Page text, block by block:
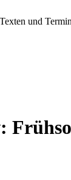
und